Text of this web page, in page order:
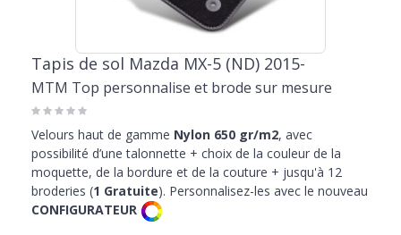
Tapis de sol Mazda MX-5 (ND) 2015-
MTM Top personnalise et brode sur mesure
Velours haut de gamme Nylon 650 gr/m2, avec
possibilité d’une talonnette + choix de la couleur de la
moquette, de la bordure et de la couture + jusqu'à 12
broderies (1 Gratuite). Personnalisez-les avec le nouveau
CONFIGURATEUR